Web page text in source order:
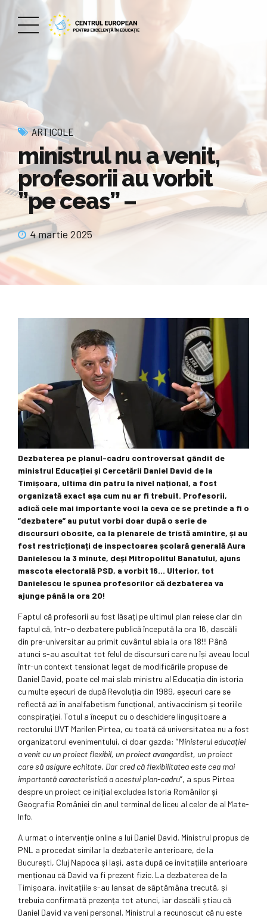
ARTICOLE
ministrul nu a venit,
profesorii au vorbit
”pe ceas” –
4 martie 2025
Dezbaterea pe planul-cadru controversat gândit de
ministrul Educației și Cercetării Daniel David de la
Timișoara, ultima din patru la nivel național, a fost
organizată exact așa cum nu ar fi trebuit. Profesorii,
adică cele mai importante voci la ceva ce se pretinde a fi o
”dezbatere” au putut vorbi doar după o serie de
discursuri obosite, ca la plenarele de tristă amintire, și au
fost restricționați de inspectoarea școlară generală Aura
Danielescu la 3 minute, deși Mitropolitul Banatului, ajuns
mascota electorală PSD, a vorbit 16… Ulterior, tot
Danielescu le spunea profesorilor că dezbaterea va
ajunge până la ora 20!
Faptul că profesorii au fost lăsați pe ultimul plan reiese clar din
faptul că, într-o dezbatere publică începută la ora 16, dascălii
din pre-universitar au primit cuvântul abia la ora 18!!! Până
atunci s-au ascultat tot felul de discursuri care nu își aveau locul
într-un context tensionat legat de modificările propuse de
Daniel David, poate cel mai slab ministru al Educația din istoria
cu multe eșecuri de după Revoluția din 1989, eșecuri care se
reflectă azi în analfabetism funcțional, antivaccinism și teoriile
conspirației. Totul a început cu o deschidere lingușitoare a
rectorului UVT Marilen Pirtea, cu toată că universitatea nu a fost
organizatorul evenimentului, ci doar gazda: ”Ministerul educației
a venit cu un proiect flexibil, un proiect avangardist, un proiect
care să asigure echitate. Dar cred că flexibilitatea este cea mai
importantă caracteristică a acestui plan-cadru”, a spus Pirtea
despre un proiect ce inițial excludea Istoria Românilor și
Geografia României din anul terminal de liceu al celor de al Mate-
Info.
A urmat o intervenție online a lui Daniel David. Ministrul propus de
PNL a procedat similar la dezbaterile anterioare, de la
București, Cluj Napoca și Iași, asta după ce invitațiile anterioare
menționau că David va fi prezent fizic. La dezbaterea de la
Timișoara, invitațiile s-au lansat de săptămâna trecută, și
trebuia confirmată prezența tot atunci, iar dascălii știau că
Daniel David va veni personal. Ministrul a recunoscut că nu este